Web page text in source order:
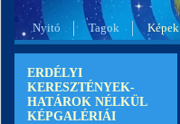
Nyitó Tagok Képek
ERDÉLYI
KERESZTÉNYEK-
HATÁROK NÉLKÜL
KÉPGALÉRIÁI